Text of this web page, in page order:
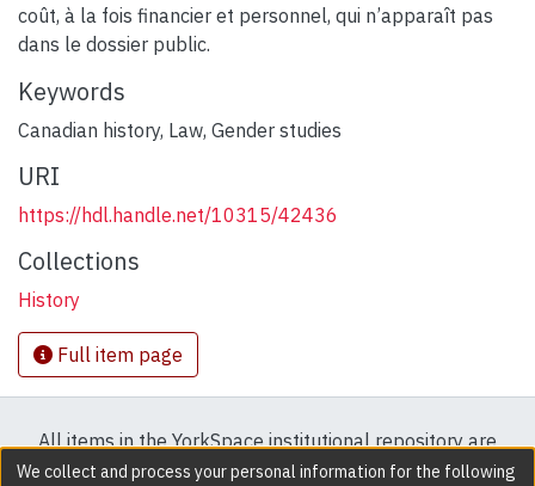
coût, à la fois financier et personnel, qui n’apparaît pas
dans le dossier public.
Keywords
Canadian history, Law, Gender studies
URI
https://hdl.handle.net/10315/42436
Collections
History
Full item page
All items in the YorkSpace institutional repository are
protected by copyright, with all rights reserved except
We collect and process your personal information for the following